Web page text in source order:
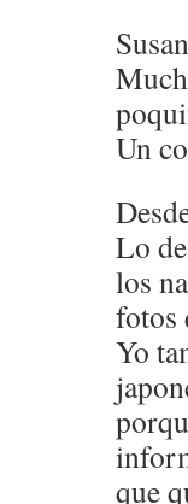
Un
Lo
los
fotos
Yo
que